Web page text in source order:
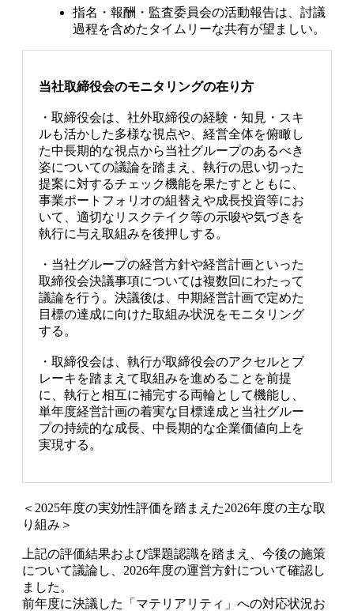
指名・報酬・監査委員会の活動報告は、討議
過程を含めたタイムリーな共有が望ましい。
当社取締役会のモニタリングの在り方
・取締役会は、社外取締役の経験・知見・スキ
ルも活かした多様な視点や、経営全体を俯瞰し
た中長期的な視点から当社グループのあるべき
姿についての議論を踏まえ、執行の思い切った
提案に対するチェック機能を果たすとともに、
事業ポートフォリオの組替えや成長投資等にお
いて、適切なリスクテイク等の示唆や気づきを
執行に与え取組みを後押しする。
・当社グループの経営方針や経営計画といった
取締役会決議事項については複数回にわたって
議論を行う。決議後は、中期経営計画で定めた
目標の達成に向けた取組み状況をモニタリング
する。
・取締役会は、執行が取締役会のアクセルとブ
レーキを踏まえて取組みを進めることを前提
に、執行と相互に補完する両輪として機能し、
単年度経営計画の着実な目標達成と当社グルー
プの持続的な成長、中長期的な企業価値向上を
実現する。
＜2025年度の実効性評価を踏まえた2026年度の主な取
り組み＞
上記の評価結果および課題認識を踏まえ、今後の施策
について議論し、2026年度の運営方針について確認し
ました。
前年度に決議した「マテリアリティ」への対応状況お